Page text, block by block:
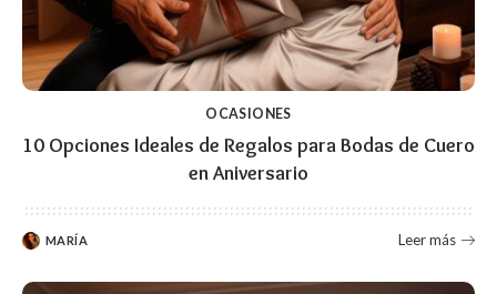
OCASIONES
10 Opciones Ideales de Regalos para Bodas de Cuero
en Aniversario
MARÍA Leer más